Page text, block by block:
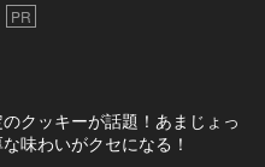
PR
クッキーが話題！あまじょっ
味わいがクセになる！